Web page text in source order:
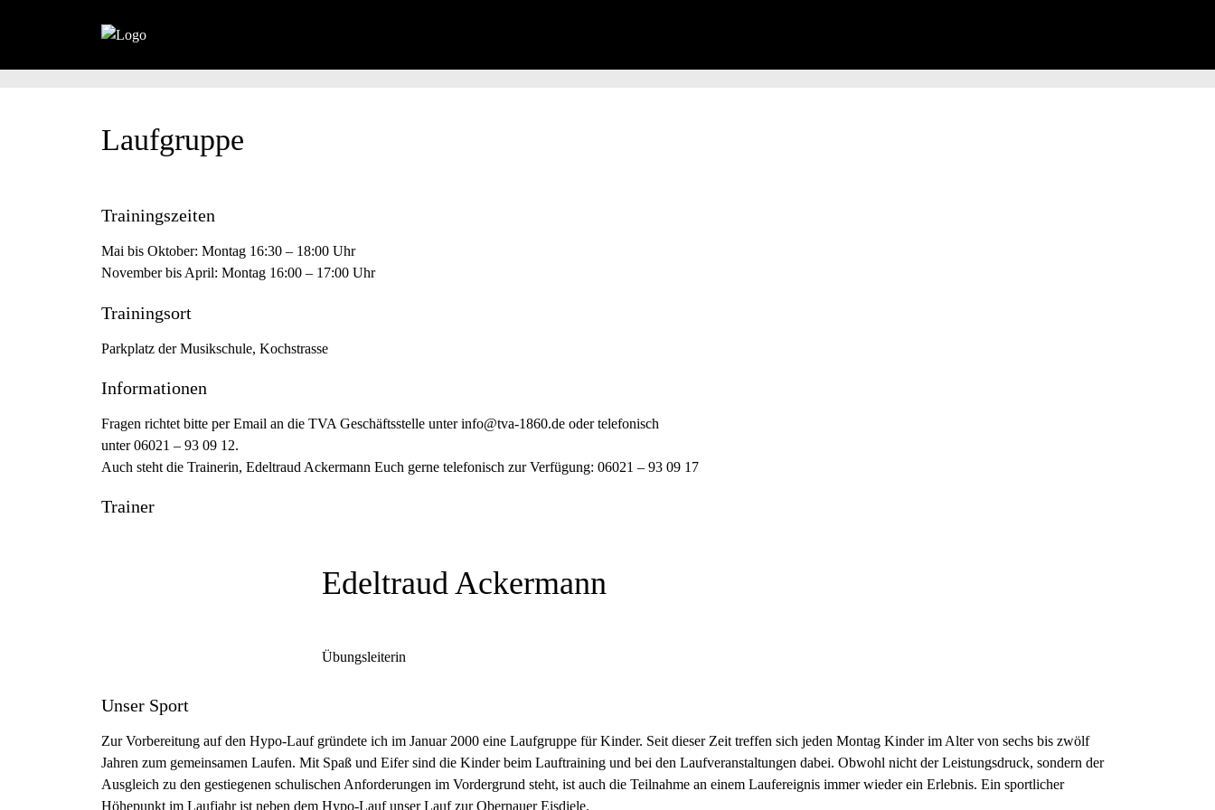
Laufgruppe
Trainingszeiten
Mai bis Oktober: Montag 16:30 – 18:00 Uhr
November bis April: Montag 16:00 – 17:00 Uhr
Trainingsort
Parkplatz der Musikschule, Kochstrasse
Informationen
Fragen richtet bitte per Email an die TVA Geschäftsstelle unter info@tva-1860.de oder telefonisch
unter 06021 – 93 09 12.
Auch steht die Trainerin, Edeltraud Ackermann Euch gerne telefonisch zur Verfügung: 06021 – 93 09 17
Trainer
Edeltraud Ackermann
Übungsleiterin
Unser Sport
Zur Vorbereitung auf den Hypo-Lauf gründete ich im Januar 2000 eine Laufgruppe für Kinder. Seit dieser Zeit treffen sich jeden Montag Kinder im Alter von sechs bis zwölf
Jahren zum gemeinsamen Laufen. Mit Spaß und Eifer sind die Kinder beim Lauftraining und bei den Laufveranstaltungen dabei. Obwohl nicht der Leistungsdruck, sondern der
Ausgleich zu den gestiegenen schulischen Anforderungen im Vordergrund steht, ist auch die Teilnahme an einem Laufereignis immer wieder ein Erlebnis. Ein sportlicher
Höhepunkt im Laufjahr ist neben dem Hypo-Lauf unser Lauf zur Obernauer Eisdiele.